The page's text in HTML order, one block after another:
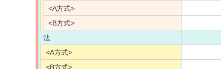
<A方式>
<B方式>
法
<A方式>
<B方式>